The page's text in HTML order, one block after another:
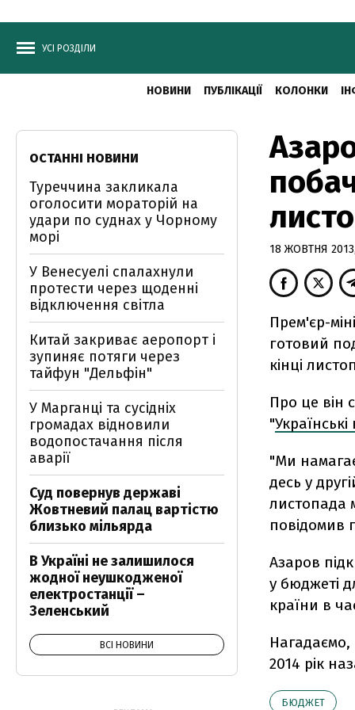
УСІ РОЗДІЛИ
НОВИНИ ПУБЛІКАЦІЇ КОЛОНКИ
18 ЖОВТНЯ
Прем'єр-
готовий
кінці
Про це він
"
"Ми
десь у
листопада
повідомив
Азаров
у бюджеті
країни в
2014 рік
БЮДЖЕТ
ОСТАННІ НОВИНИ
Туреччина закликала
оголосити мораторій на
удари по суднах у Чорному
морі
У Венесуелі спалахнули
протести через щоденні
відключення світла
Китай закриває аеропорт і
зупиняє потяги через
тайфун "Дельфін"
У Марганці та сусідніх
громадах відновили
водопостачання після
аварії
Суд повернув державі
Жовтневий палац вартістю
близько мільярда
В Україні не залишилося
жодної неушкодженої
електростанції –
Зеленський
ВСІ НОВИНИ